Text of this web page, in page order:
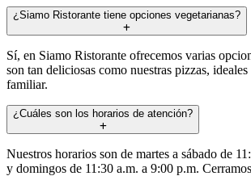
¿Siamo Ristorante tiene opciones vegetarianas?
Sí, en Siamo Ristorante ofrecemos varias
son tan deliciosas como nuestras pizzas, ideales
familiar.
¿Cuáles son los horarios de atención?
Nuestros horarios son de martes a sábado de
y domingos de 11:30 a.m. a 9:00 p.m.